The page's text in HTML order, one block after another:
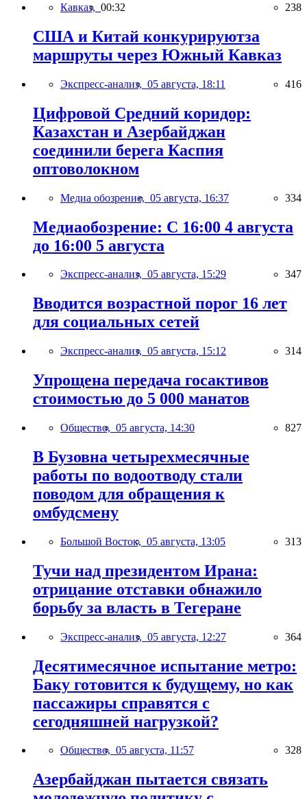
Кавказ, 00:32 238
США и Китай конкурируютза
маршруты через Южный Кавказ
Экспресс-анализ, 05 августа, 18:11 416
Цифровой Средний коридор:
Казахстан и Азербайджан
соединили берега Каспия
оптоволокном
Медиа обозрение, 05 августа, 16:37 334
Медиаобозрение: С 16:00 4 августа
до 16:00 5 августа
Экспресс-анализ, 05 августа, 15:29 347
Вводится возрастной порог 16 лет
для социальных сетей
Экспресс-анализ, 05 августа, 15:12 314
Упрощена передача госактивов
стоимостью до 5 000 манатов
Общество, 05 августа, 14:30 827
В Бузовна четырехмесячные
работы по водоотводу стали
поводом для обращения к
омбудсмену
Большой Восток, 05 августа, 13:05 313
Тучи над президентом Ирана:
отрицание отставки обнажило
борьбу за власть в Тегеране
Экспресс-анализ, 05 августа, 12:27 364
Десятимесячное испытание метро:
Баку готовится к будущему, но как
пассажиры справятся с
сегодняшней нагрузкой?
Общество, 05 августа, 11:57 328
Азербайджан пытается связать